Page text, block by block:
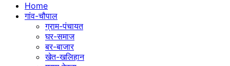
Home
गांव-चौपाल
ग्राम-पंचायत
घर-समाज
बर-बाजार
खेत-खलिहान